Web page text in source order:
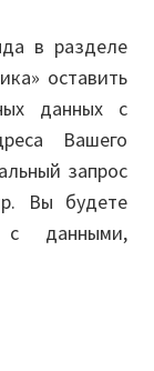
в разделе
оставить
данных с
Вашего
запрос
Вы будете
с данными,